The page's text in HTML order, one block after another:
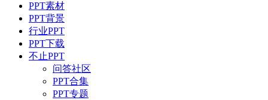
PPT素材
PPT背景
行业PPT
PPT下载
不止PPT
问答社区
PPT合集
PPT专题